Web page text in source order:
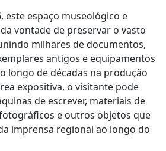
este espaço museológico e
vontade de preservar o vasto
milhares de documentos,
antigos e equipamentos
longo de décadas na produção
expositiva, o visitante pode
de escrever, materiais de
e outros objetos que
imprensa regional ao longo do